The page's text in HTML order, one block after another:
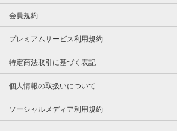
会員規約
プレミアムサービス利用規約
特定商法取引に基づく表記
個人情報の取扱いについて
ソーシャルメディア利用規約